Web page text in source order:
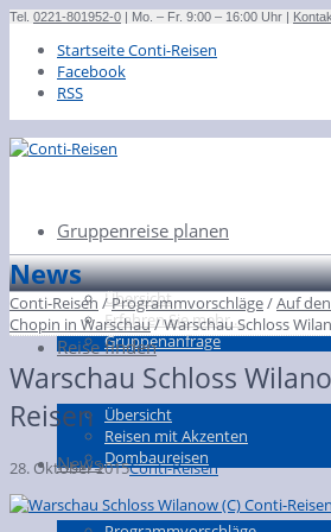
Tel. 0221-801952-0 | Mo. – Fr. 9:00 – 16:00 Uhr |
Startseite Conti-Reisen
Facebook
RSS
Gruppenreise planen
Übersicht
Erfahren Sie mehr …
Gruppenanfrage
Reise finden
Übersicht
Reisen mit Akzenten
Dombaureisen
News
News
Conti-Reisen /Programmvorschläge/Auf
Chopin in Warschau/Warschau Schloss
Warschau Schloss
Reisen
28. Oktober 2015Conti-Reisen